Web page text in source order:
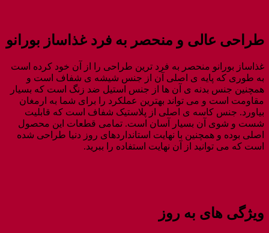
طراحی عالی و منحصر به فرد غذاساز بورانو
غذاساز بورانو منحصر به فرد ترین طراحی را از آن خود کرده است
به طوری که پایه ی اصلی آن از جنس شیشه ی شفاف است و
همچنین جنس بدنه ی آن ها از جنس استیل ضد زنگ است که بسیار
مقاومت است و می تواند بهترین عملکرد را برای شما به ارمغان
بیاورد. جنس کاسه ی اصلی از پلاستیک شفاف است که قابلیت
شست و شوی آن بسیار آسان است. تمامی قطعات این محصول
اصلی بوده و همچنین با نهایت استانداردهای روز دنیا طراحی شده
است که می توانید از آن نهایت استفاده را ببرید.
ویژگی های به روز